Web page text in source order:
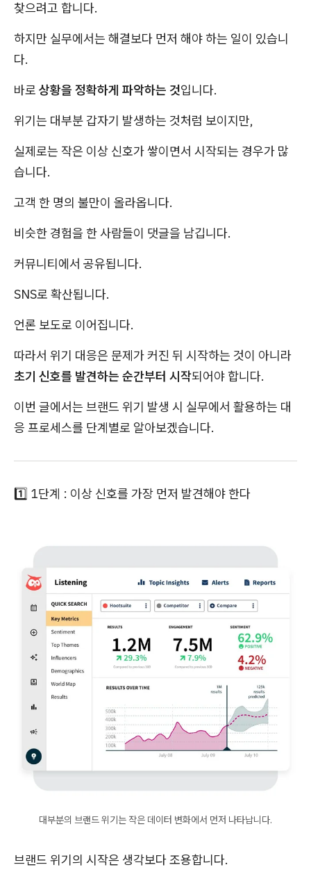
찾으려고 합니다.
하지만 실무에서는 해결보다 먼저 해야 하는 일이 있습니
다.
바로 상황을 정확하게 파악하는 것입니다.
위기는 대부분 갑자기 발생하는 것처럼 보이지만,
실제로는 작은 이상 신호가 쌓이면서 시작되는 경우가 많
습니다.
고객 한 명의 불만이 올라옵니다.
비슷한 경험을 한 사람들이 댓글을 남깁니다.
커뮤니티에서 공유됩니다.
SNS로 확산됩니다.
언론 보도로 이어집니다.
따라서 위기 대응은 문제가 커진 뒤 시작하는 것이 아니라
초기 신호를 발견하는 순간부터 시작되어야 합니다.
이번 글에서는 브랜드 위기 발생 시 실무에서 활용하는 대
응 프로세스를 단계별로 알아보겠습니다.
1️⃣ 1단계 : 이상 신호를 가장 먼저 발견해야 한다
대부분의 브랜드 위기는 작은 데이터 변화에서 먼저 나타납니다.
브랜드 위기의 시작은 생각보다 조용합니다.